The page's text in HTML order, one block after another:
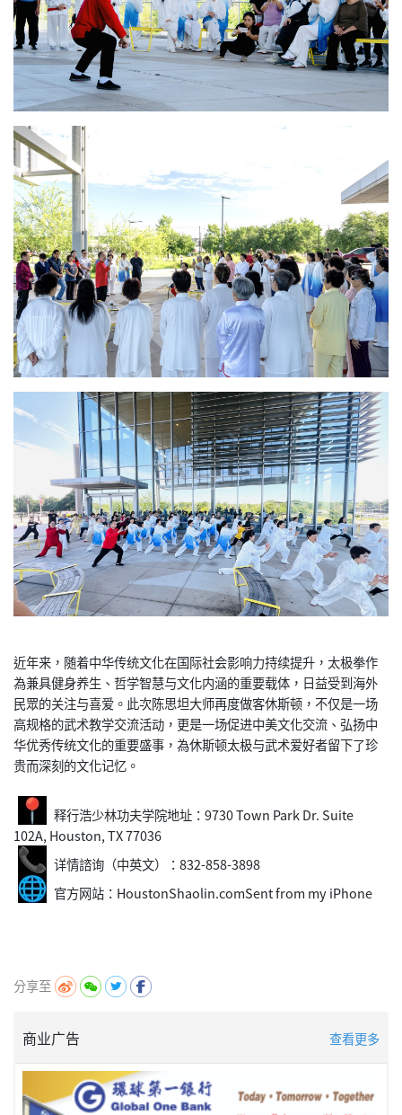
近年来，随着中华传统文化在国际社会影响力持续提升，太极拳作
為兼具健身养生、哲学智慧与文化内涵的重要载体，日益受到海外
民眾的关注与喜爱。此次陈思坦大师再度做客休斯顿，不仅是一场
高规格的武术教学交流活动，更是一场促进中美文化交流、 弘扬中
华优秀传统文化的重要盛事，為休斯顿太极与武术爱好者留下了珍
贵而深刻的文化记忆。
释行浩少林功夫学院地址：9730 Town Park Dr. Suite
102A, Houston, TX 77036
详情諮询（中英文）：832-858-3898
官方网站：HoustonShaolin.comSent from my iPhone
分享至
商业广告 查看更多